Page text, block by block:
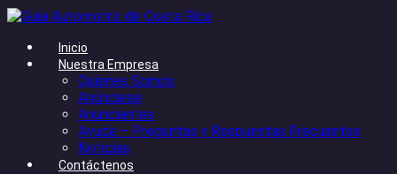
Inicio
Nuestra Empresa
Quienes Somos
Anúnciese
Anunciantes
Ayuda – Preguntas y Respuestas Frecuentes
Noticias
Contáctenos